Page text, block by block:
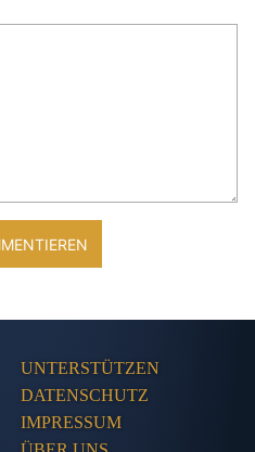
UNTERSTÜTZEN
DATENSCHUTZ
IMPRESSUM